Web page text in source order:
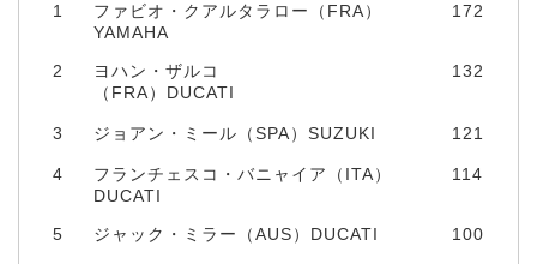
1
ファビオ・クアルタラロー（FRA）
YAMAHA
172
2
ヨハン・ザルコ
（FRA）DUCATI
132
3 ジョアン・ミール（SPA）SUZUKI 121
4
フランチェスコ・バニャイア（ITA）
DUCATI
114
5 ジャック・ミラー（AUS）DUCATI 100